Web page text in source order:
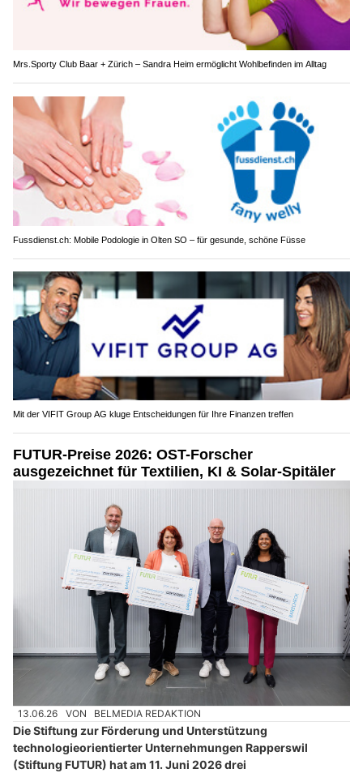
Mrs.Sporty Club Baar + Zürich – Sandra Heim ermöglicht Wohlbefinden im Alltag
Fussdienst.ch: Mobile Podologie in Olten SO – für gesunde, schöne Füsse
Mit der VIFIT Group AG kluge Entscheidungen für Ihre Finanzen treffen
FUTUR-Preise 2026: OST-Forscher
ausgezeichnet für Textilien, KI & Solar-Spitäler
13.06.26 VON BELMEDIA REDAKTION
Die Stiftung zur Förderung und Unterstützung
technologieorientierter Unternehmungen Rapperswil
(Stiftung FUTUR) hat am 11. Juni 2026 drei